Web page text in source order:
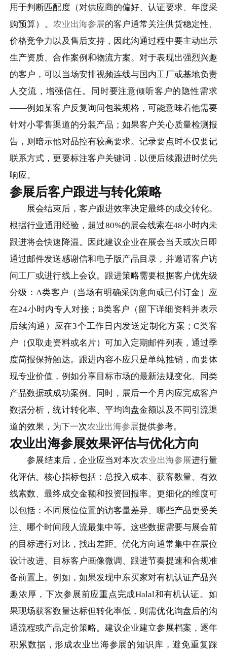
用于判断匹配度（对供应商的偏好、认证要求、年度采
购预算）。 农业出海参展的客户通常关注供货稳定性、
价格竞争力以及售后支持，因此沟通过程中要主动出示
生产资质、合作案例和物流方案。对于表现出强烈兴趣
的客户，可以当场安排视频连线与国内工厂或基地负责
人交流，增强信任。同时要注意倾听客户的隐性需求
——例如某客户反复询问包装规格，可能意味着他需要
针对小零售渠道的分装产品；如果客户关心质量检测报
告，则暗示他对品控有较高要求。记录要点时不仅要记
联系方式，更要标注客户关键词，以便后续跟进时优先
响应。
参展后客户跟进与转化策略
展会结束后，客户跟进效率决定最终的成交转化。
根据行业通用经验，超过80%的展会线索在48小时内未
跟进将会快速降温。因此建议企业在展会当天或次日即
通过邮件发送感谢信和电子版产品目录，并邀请客户访
问工厂或进行线上会议。跟进策略需要根据客户优先级
分级：A类客户（当场有明确采购意向或已付订金）应
在24小时内专人对接；B类客户（留下详细资料并表示
后续沟通）应在3个工作日内发送定制化方案；C类客
户（仅取走资料或名片）可加入定期邮件列表，通过季
度简报保持触达。跟进内容不应只是单纯推销，而要体
现专业价值，例如分享目标市场的最新法规变化、同类
产品数据或成功案例。同时，展后一个月内应完成客户
数据分析，统计转化率、平均询盘金额以及不同引流渠
道的效果，为下一次农业出海参展提供参考。
农业出海参展效果评估与优化方向
参展结束后，企业应当对本次农业出海参展进行量
化评估。核心指标包括：总投入成本、获客数量、有效
线索数、最终成交金额和投资回报率。更细化的维度可
以包括：不同展位位置的访客量差异、哪些产品更受关
注、哪个时间段人流最集中等。这些数据需要与展会前
的目标进行对比，找出差距。优化方向通常集中在展位
设计改进、目标客户画像微调、跟进节奏提速和合规准
备前置上。例如，如果发现中东买家对有机认证产品兴
趣浓厚，下次参展前应重点完成Halal和有机认证。如
果现场获客数量达标但转化率低，则需优化询盘后的沟
通流程或产品定价策略。建议企业建立参展档案，逐年
积累数据，形成农业出海参展的知识库，避免重复踩